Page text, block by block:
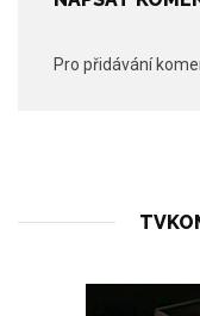
Pro přidávání